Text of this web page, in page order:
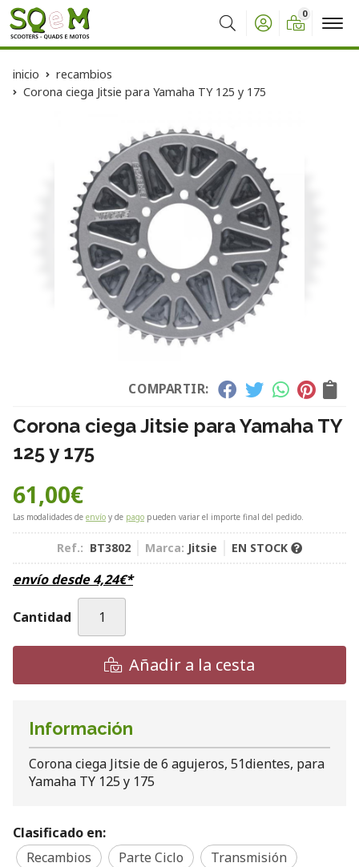
Buscar
0
inicio
recambios
Corona ciega Jitsie para Yamaha TY 125 y 175
COMPARTIR:
Corona ciega Jitsie para Yamaha TY
125 y 175
61,00€
Las modalidades de envío y de pago pueden variar el importe final del pedido.
Ref.: BT3802 Marca: Jitsie EN STOCK
envío desde4,24€*
Cantidad
Añadir a la cesta
Información
Corona ciega Jitsie de 6 agujeros, 51dientes, para
Yamaha TY 125 y 175
Clasificado en:
Recambios
Parte Ciclo
Transmisión